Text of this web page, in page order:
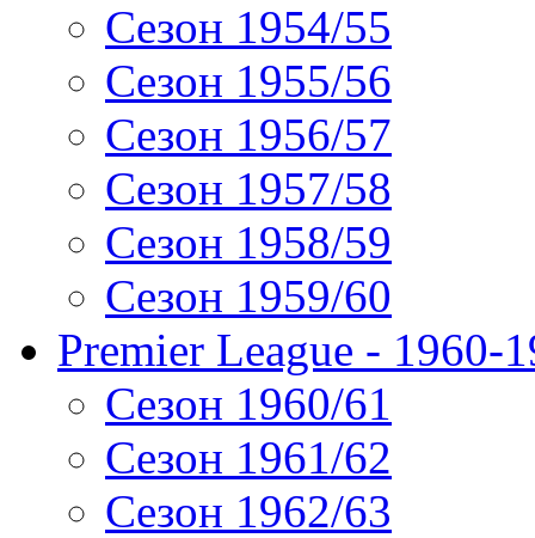
Сезон 1954/55
Сезон 1955/56
Сезон 1956/57
Сезон 1957/58
Сезон 1958/59
Сезон 1959/60
Premier League - 1960-
Сезон 1960/61
Сезон 1961/62
Сезон 1962/63